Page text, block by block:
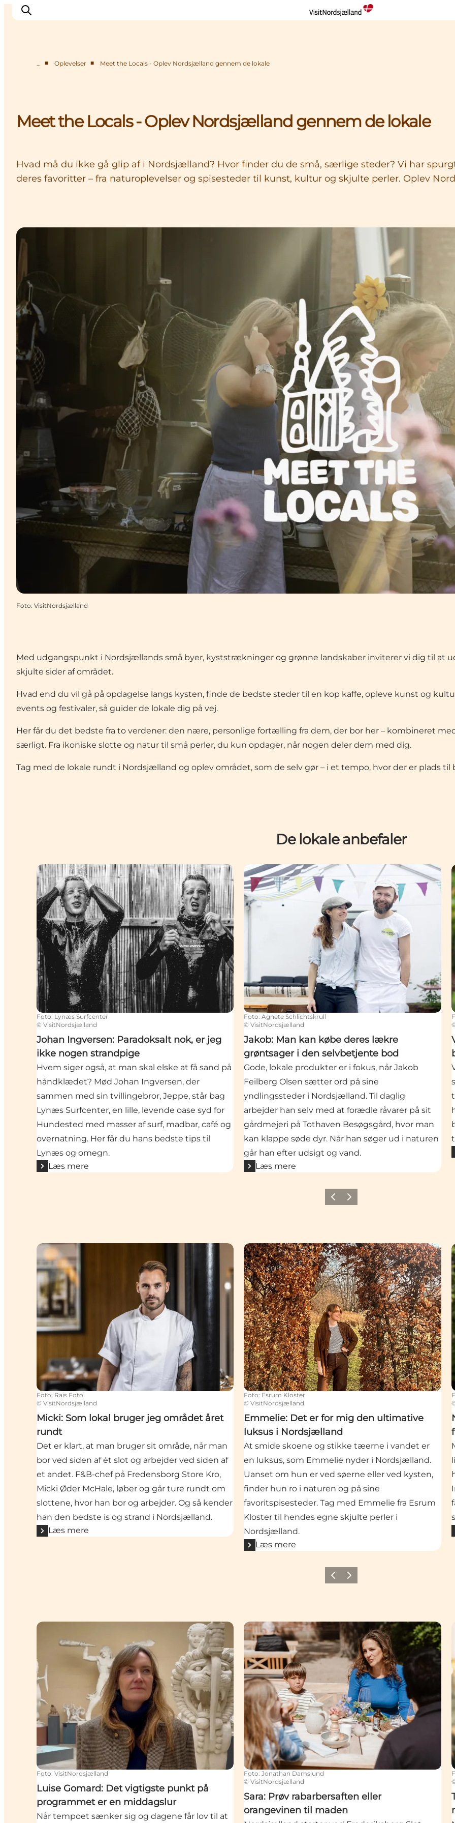
Det Sker
Overnatning
Planlæg ferien
… ■ Oplevelser ■ Meet the Locals - Oplev Nordsjælland gennem de lokale
Meet the Locals - Oplev Nordsjælland gennem de lokale
Hvad må du ikke gå glip af i Nordsjælland? Hvor finder du de små, særlige steder? Vi har
deres favoritter – fra naturoplevelser og spisesteder til kunst, kultur og skjulte perler. Oplev
Foto: VisitNordsjælland
Med udgangspunkt i Nordsjællands små byer, kyststrækninger og grønne landskaber inviterer vi dig til at
skjulte sider af området.
Hvad end du vil gå på opdagelse langs kysten, finde de bedste steder til en kop kaffe, opleve kunst og
events og festivaler, så guider de lokale dig på vej.
Her får du det bedste fra to verdener: den nære, personlige fortælling fra dem, der bor her – kombineret
særligt. Fra ikoniske slotte og natur til små perler, du kun opdager, når nogen deler dem med dig.
Tag med de lokale rundt i Nordsjælland og oplev området, som de selv gør – i et tempo, hvor der er plads
De lokale anbefaler
Johan Ingversen: Paradoksalt nok, er jeg ikke nogen strandpige
Foto: Lynæs Surfcenter
© VisitNordsjælland
Johan Ingversen: Paradoksalt nok, er jeg
ikke nogen strandpige
Hvem siger også, at man skal elske at få sand på
håndklædet? Mød Johan Ingversen, der
sammen med sin tvillingebror, Jeppe, står bag
Lynæs Surfcenter, en lille, levende oase syd for
Hundested med masser af surf, madbar, café og
overnatning. Her får du hans bedste tips til
Lynæs og omegn.
Læs mere
Jakob: Man kan købe deres lækre grøntsager i den
Foto: Agnete Schlichtskrull
©VisitNordsjælland
Jakob: Man kan købe deres lækre
grøntsager i den selvbetjente bod
Gode, lokale produkter er i fokus, når Jakob
Feilberg Olsen sætter ord på sine
yndlingssteder i Nordsjælland. Til daglig
arbejder han selv med at forædle råvarer på sit
gårdmejeri på Tothaven Besøgsgård, hvor man
kan klappe søde dyr. Når han søger ud i naturen
går han efter udsigt og vand.
Læs mere
ForrigeNæste
Micki: Som lokal bruger jeg området året rundt
Foto: Rais Foto
© VisitNordsjælland
Micki: Som lokal bruger jeg området året
rundt
Det er klart, at man bruger sit område, når man
bor ved siden af ét slot og arbejder ved siden af
et andet. F&B-chef på Fredensborg Store Kro,
Micki Øder McHale, løber og går ture rundt om
slottene, hvor han bor og arbejder. Og så kender
han den bedste is og strand i Nordsjælland.
Læs mere
Emmelie: Det er for mig den ultimative luksus i
Foto: Esrum Kloster
©VisitNordsjælland
Emmelie: Det er for mig den ultimative
luksus i Nordsjælland
At smide skoene og stikke tæerne i vandet er
en luksus, som Emmelie nyder i Nordsjælland.
Uanset om hun er ved søerne eller ved kysten,
finder hun ro i naturen og på sine
favoritspisesteder. Tag med Emmelie fra Esrum
Kloster til hendes egne skjulte perler i
Nordsjælland.
Læs mere
ForrigeNæste
Luise Gomard: Det vigtigste punkt på programmet er en middagslur
Foto: VisitNordsjælland
Luise Gomard: Det vigtigste punkt på
programmet er en middagslur
Når tempoet sænker sig og dagene får lov til at
Sara: Prøv rabarbersaften eller orangevinen til maden
Foto: Jonathan Damslund
©VisitNordsjælland
Sara: Prøv rabarbersaften eller
orangevinen til maden